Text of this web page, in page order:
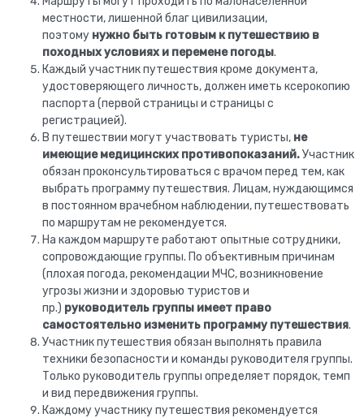
местности, лишенной благ цивилизации,
поэтому нужно быть готовым к путешествию в
походных условиях и перемене погоды.
Каждый участник путешествия кроме документа,
удостоверяющего личность, должен иметь ксерокопию
паспорта (первой страницы и страницы с
регистрацией).
В путешествии могут участвовать туристы, не
имеющие медицинских противопоказаний.Участник
обязан проконсультироваться с врачом перед тем, как
выбрать программу путешествия. Лицам, нуждающимся
в постоянном врачебном наблюдении, путешествовать
по маршрутам не рекомендуется.
На каждом маршруте работают опытные сотрудники,
сопровождающие группы. По объективным причинам
(плохая погода, рекомендации МЧС, возникновение
угрозы жизни и здоровью туристов и
пр.) руководитель группы имеет право
самостоятельно изменить программу путешествия.
Участник путешествия обязан выполнять правила
техники безопасности и команды руководителя группы.
Только руководитель группы определяет порядок, темп
и вид передвижения группы.
Каждому участнику путешествия рекомендуется